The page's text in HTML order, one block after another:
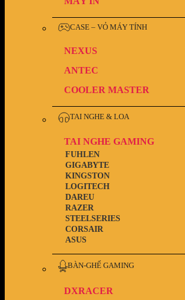
CASE – VỎ MÁY TÍNH
NEXUS
ANTEC
COOLER MASTER
TAI NGHE & LOA
TAI NGHE GAMING
ASUS
CORSAIR
STEELSERIES
RAZER
DAREU
LOGITECH
KINGSTON
GIGABYTE
FUHLEN
BÀN-GHẾ GAMING
DXRACER